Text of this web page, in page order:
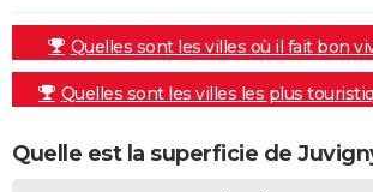
Quelles sont les villes où il fait bon
Quelles sont les villes les plus
Quelle est la superficie de